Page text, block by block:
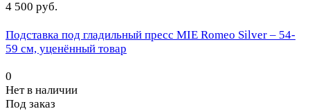
4 500 руб.
Подставка под гладильный пресс MIE Romeo Silver – 54-
59 см, уценённый товар
0
Нет в наличии
Под заказ